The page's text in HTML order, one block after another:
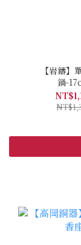
【岩鑄】
鍋-